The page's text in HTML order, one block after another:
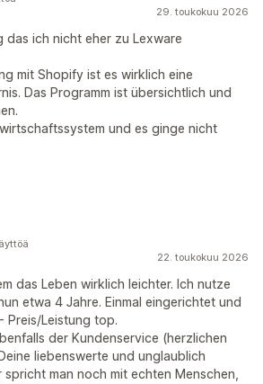
29. toukokuu 2026
das ich nicht eher zu Lexware
mit Shopify ist es wirklich eine
Das Programm ist übersichtlich und
und es ginge nicht
22. toukokuu 2026
das Leben wirklich leichter. Ich nutze
etwa 4 Jahre. Einmal eingerichtet und
Preis/Leistung top.
der Kundenservice (herzlichen
liebenswerte und unglaublich
spricht man noch mit echten Menschen,